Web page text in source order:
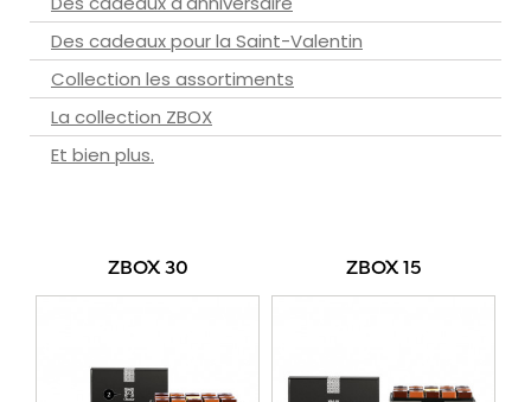
Des cadeaux pour la Saint-Valentin
Collection les assortiments
La collection ZBOX
Et bien plus.
ZBOX 30 ZBOX 15